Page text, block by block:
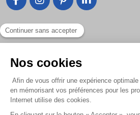
Liens utiles
Nous contacter
À propos
Paiement sécurisé